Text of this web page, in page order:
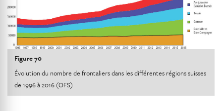
Figure 70
Évolution du nombre de frontaliers dans les différentes régions suisses
de 1996 à 2016 (OFS)